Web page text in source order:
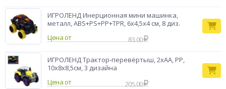
ИГРОЛЕНД Инерционная мини машинка,
металл, ABS+PS+PP+TPR, 6х4,5х4 см, 8 диз.
Цена от
83.00
ИГРОЛЕНД Трактор-перевёртыш, 2хАА, PP,
10х8х8,5см, 3 дизайна
Цена от
205.00